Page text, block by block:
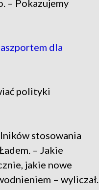
– Pokazujemy
dla
polityki
stosowania
– Jakie
jakie nowe
– wyliczał.